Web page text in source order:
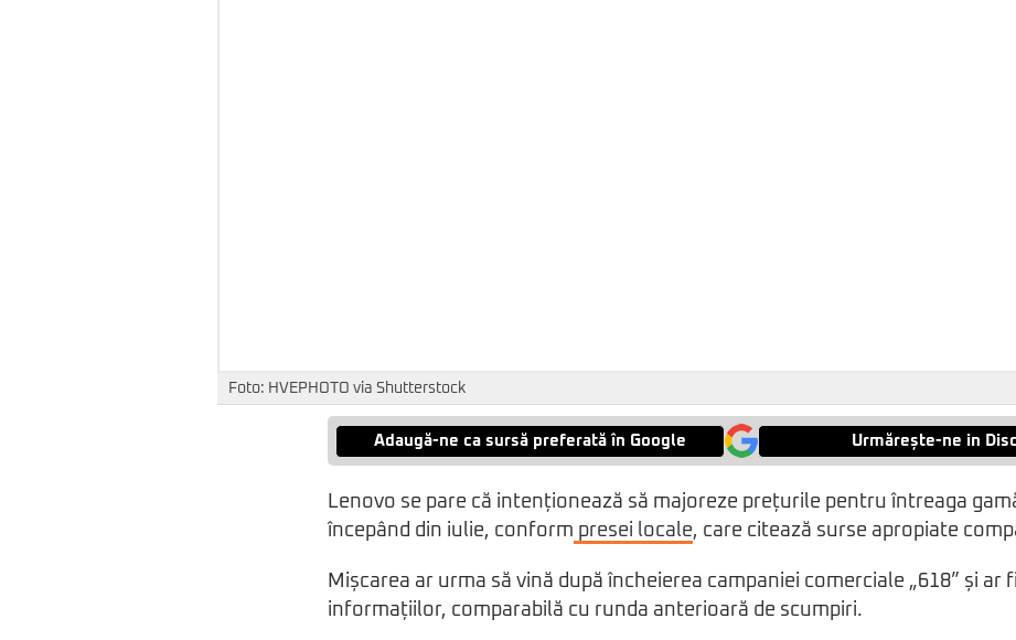
Foto: HVEPHOTO via Shutterstock
Adaugă-ne ca sursă preferată în Google Urmărește-ne in
Lenovo se pare că intenționează să majoreze prețurile pentru întreaga
începând din iulie, conform presei locale, care citează surse apropiate
Mișcarea ar urma să vină după încheierea campaniei comerciale „618” și ar
informațiilor, comparabilă cu runda anterioară de scumpiri.